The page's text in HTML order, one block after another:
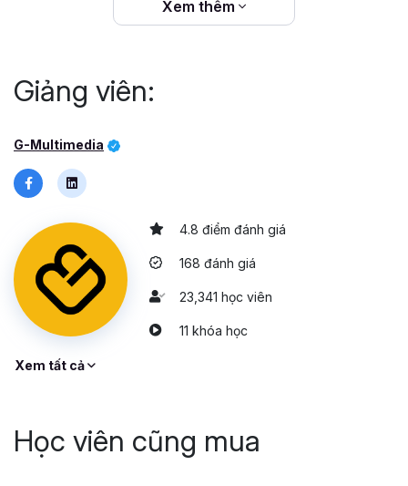
Xem thêm
Giảng viên:
G-Multimedia
4.8 điểm đánh giá
168 đánh giá
23,341 học viên
11 khóa học
Xem tất cả
Học viên cũng mua